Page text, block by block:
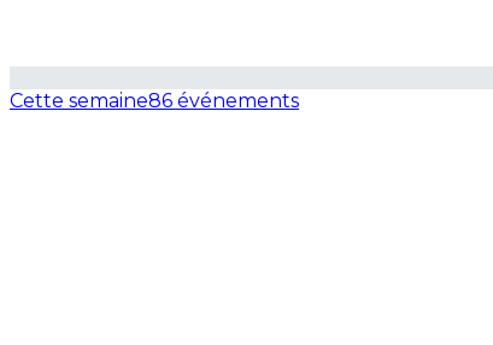
Cette semaine86 événements